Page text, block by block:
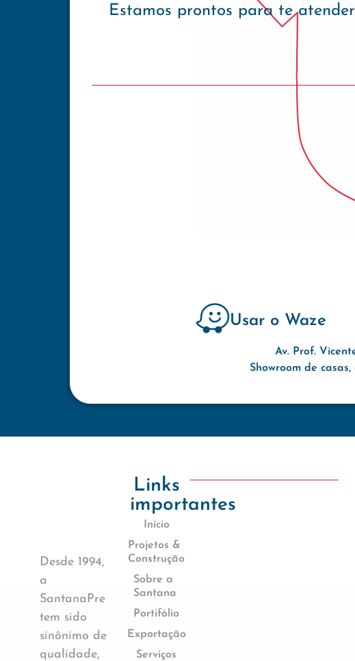
Estamos prontos para te atender
Usar o Waze
Av. Prof.
Showroom de
Desde 1994,
a
SantanaPre
tem sido
sinônimo de
qualidade,
Links
importantes
Início
Projetos &
Construção
Sobre a
Santana
Portifólio
Exportação
Serviços